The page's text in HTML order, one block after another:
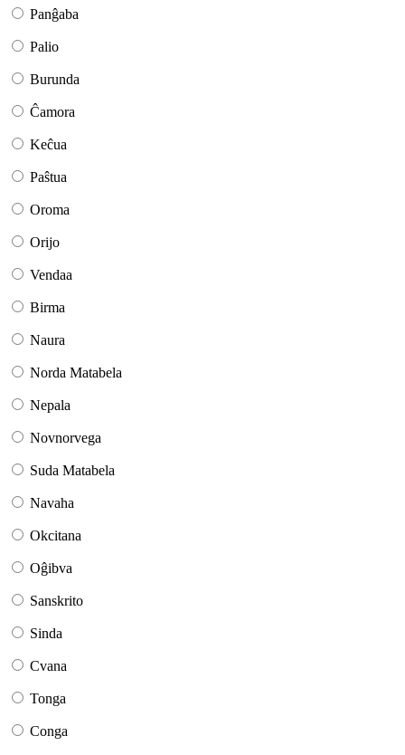
Panĝaba
Palio
Burunda
Ĉamora
Keĉua
Paŝtua
Oroma
Orijo
Vendaa
Birma
Naura
Norda Matabela
Nepala
Novnorvega
Suda Matabela
Navaha
Okcitana
Oĝibva
Sanskrito
Sinda
Cvana
Tonga
Conga